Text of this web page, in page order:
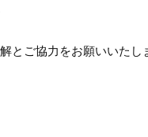
とご協力をお願いいたし